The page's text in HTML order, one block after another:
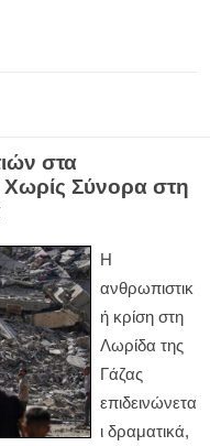
στα
Χωρίς Σύνορα στη
Η
ανθρωπιστικ
ή κρίση στη
Λωρίδα της
Γάζας
επιδεινώνετα
ι δραματικά,